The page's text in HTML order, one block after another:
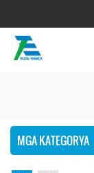
MGA KATEGORYA